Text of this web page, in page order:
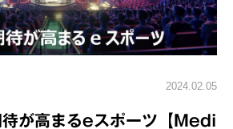
2024.02.05
待が高まるeスポーツ【Medi